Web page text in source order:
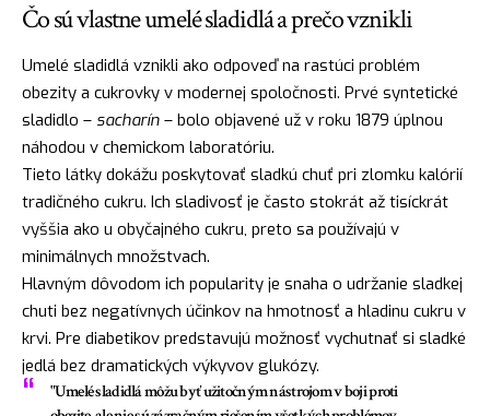
Čo sú vlastne umelé sladidlá a prečo vznikli
Umelé sladidlá vznikli ako odpoveď na rastúci problém
obezity a cukrovky v modernej spoločnosti. Prvé syntetické
sladidlo – sacharín – bolo objavené už v roku 1879 úplnou
náhodou v chemickom laboratóriu.
Tieto látky dokážu poskytovať sladkú chuť pri zlomku kalórií
tradičného cukru. Ich sladivosť je často stokrát až tisíckrát
vyššia ako u obyčajného cukru, preto sa používajú v
minimálnych množstvach.
Hlavným dôvodom ich popularity je snaha o udržanie sladkej
chuti bez negatívnych účinkov na hmotnosť a hladinu cukru v
krvi. Pre diabetikov predstavujú možnosť vychutnať si sladké
jedlá bez dramatických výkyvov glukózy.
"Umelé sladidlá môžu byť užitočným nástrojom v boji proti